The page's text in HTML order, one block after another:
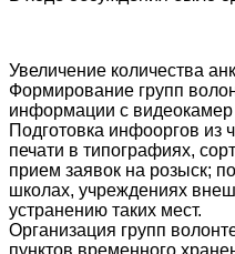
Увеличение количества
Формирование групп
информации с видеокамер
Подготовка инфооргов из
печати в типографиях,
прием заявок на розыск;
школах, учреждениях
устранению таких мест.
Организация групп
пунктов временного